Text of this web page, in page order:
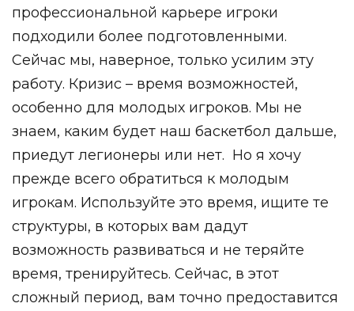
профессиональной карьере игроки
подходили более подготовленными.
Сейчас мы, наверное, только усилим эту
работу. Кризис – время возможностей,
особенно для молодых игроков. Мы не
знаем, каким будет наш баскетбол дальше,
приедут легионеры или нет. Но я хочу
прежде всего обратиться к молодым
игрокам. Используйте это время, ищите те
структуры, в которых вам дадут
возможность развиваться и не теряйте
время, тренируйтесь. Сейчас, в этот
сложный период, вам точно предоставится